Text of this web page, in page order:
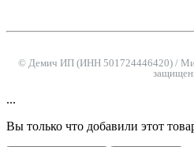
© Демич ИП (ИНН 501724446420) /
...
Вы только что добавили этот